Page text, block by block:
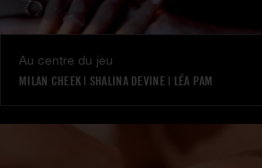
Au centre du jeu
MILAN CHEEK | SHALINA DEVINE| LÉA PAM